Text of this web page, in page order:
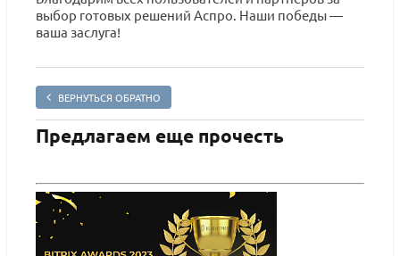
выбор готовых решений Аспро. Наши победы —
ваша заслуга!
ВЕРНУТЬСЯ ОБРАТНО
Предлагаем еще прочесть